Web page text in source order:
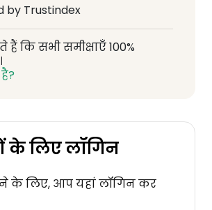
by Trustindex
हैं कि सभी समीक्षाएँ 100%
के लिए लॉगिन
के लिए, आप यहां लॉगिन कर